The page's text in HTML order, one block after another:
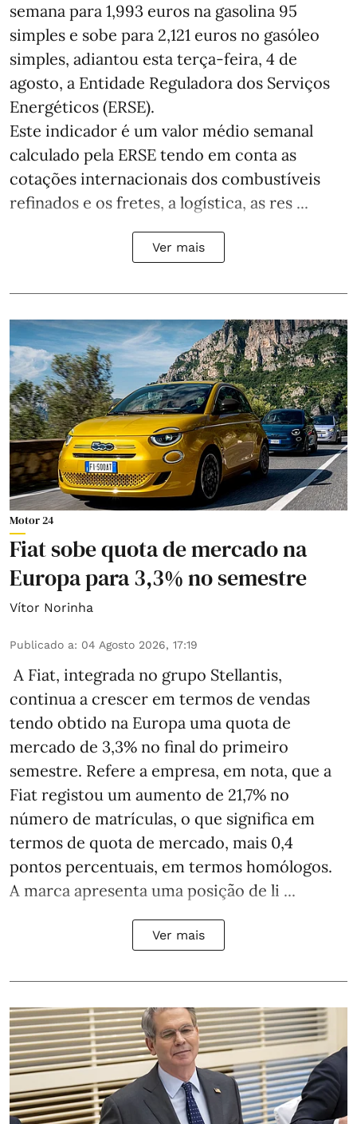
semana para 1,993 euros na gasolina 95
simples e sobe para 2,121 euros no gasóleo
simples, adiantou esta terça-feira, 4 de
agosto, a Entidade Reguladora dos Serviços
Energéticos (ERSE).
Este indicador é um valor médio semanal
calculado pela ERSE tendo em conta as
cotações internacionais dos combustíveis
refinados e os fretes, a logística, as res ...
Ver mais
Motor 24
Fiat sobe quota de mercado na
Europa para 3,3% no semestre
Vítor Norinha
Publicado a: 04 Agosto 2026, 17:19
A Fiat, integrada no grupo Stellantis,
continua a crescer em termos de vendas
tendo obtido na Europa uma quota de
mercado de 3,3% no final do primeiro
semestre. Refere a empresa, em nota, que a
Fiat registou um aumento de 21,7% no
número de matrículas, o que significa em
termos de quota de mercado, mais 0,4
pontos percentuais, em termos homólogos.
A marca apresenta uma posição de li ...
Ver mais